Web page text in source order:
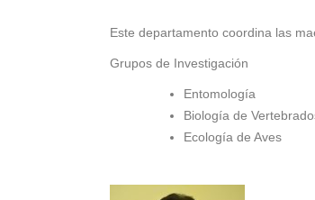
Este departamento coordina las
Grupos de Investigación
Entomología
Biología de
Ecología de Aves